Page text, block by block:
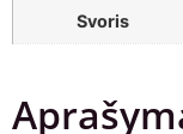
Svoris